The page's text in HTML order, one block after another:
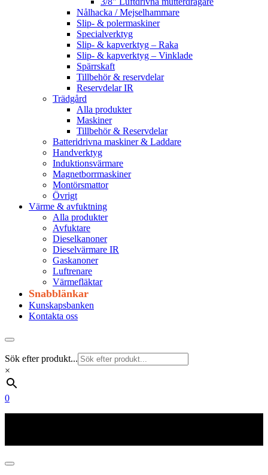
Nålhacka / Mejselhammare
Slip- & polermaskiner
Specialverktyg
Slip- & kapverktyg – Raka
Slip- & kapverktyg – Vinklade
Spärrskaft
Tillbehör & reservdelar
Reservdelar IR
Trädgård
Alla produkter
Maskiner
Tillbehör & Reservdelar
Batteridrivna maskiner & Laddare
Handverktyg
Induktionsvärmare
Magnetborrmaskiner
Montörsmattor
Övrigt
Värme & avfuktning
Alla produkter
Avfuktare
Dieselkanoner
Dieselvärmare IR
Gaskanoner
Luftrenare
Värmefläktar
Snabblänkar
Kunskapsbanken
Kontakta oss
Sök efter produkt...
×
0